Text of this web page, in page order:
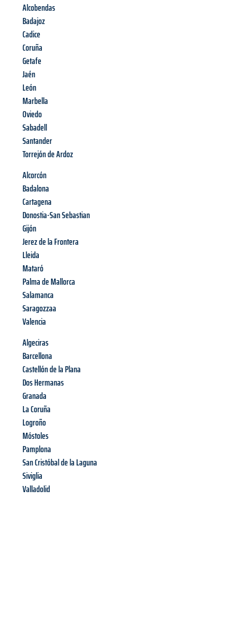
Alcobendas
Badajoz
Cadice
Coruña
Getafe
Jaén
León
Marbella
Oviedo
Sabadell
Santander
Torrejón de Ardoz
Alcorcón
Badalona
Cartagena
Donostia-San Sebastian
Gijón
Jerez de la Frontera
Lleida
Mataró
Palma de Mallorca
Salamanca
Saragozzaa
Valencia
Algeciras
Barcellona
Castellón de la Plana
Dos Hermanas
Granada
La Coruña
Logroño
Móstoles
Pamplona
San Cristóbal de la Laguna
Siviglia
Valladolid